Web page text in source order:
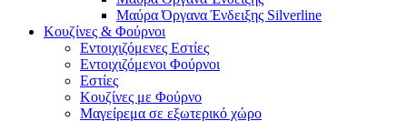
Μαύρα Όργανα Ένδειξης Silverline
Κουζίνες & Φούρνοι
Εντοιχιζόμενες Εστίες
Εντοιχιζόμενοι Φούρνοι
Εστίες
Κουζίνες με Φούρνο
Μαγείρεμα σε εξωτερικό χώρο